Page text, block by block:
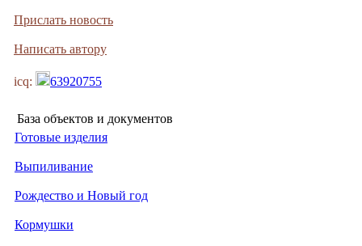
Прислать новость
Написать автору
icq: 63920755
База объектов и документов
Готовые изделия
Выпиливание
Рождество и Новый год
Кормушки